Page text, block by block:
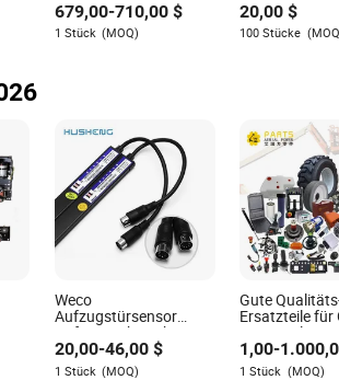
einschließlich Wartung und
hat sich Willow als
etabliert.
Cg300/Gy6-
Motor für Alle
Motorräder mit
Komplettmotor-Kit
679,00-710,00$
1 Stück (MOQ)
Motorrad
Offenes
Zubehör Teile
20,00 $
100 Stücke
Weco
Aufzugstürsensor
Aufzug Lichtvorhang
Weco-917A61-AC220
Aufzug Ersatzteile
20,00-46,00$
1 Stück (MOQ)
Gute
Ersatzteile für
JLG Haulotte
Skyjack
1,00-
1 Stück (MOQ)